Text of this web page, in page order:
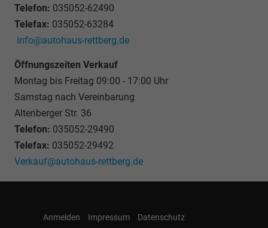
Telefon: 035052-62490
Telefax: 035052-63284
info@autohaus-rettberg.de
Öffnungszeiten Verkauf
Montag bis Freitag 09:00 - 17:00 Uhr
Samstag nach Vereinbarung
Altenberger Str. 36
Telefon: 035052-29490
Telefax: 035052-29492
Verkauf@autohaus-rettberg.de
Anmelden Impressum
Datenschutz